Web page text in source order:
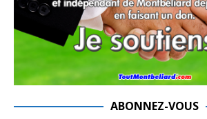
ABONNEZ-VOUS